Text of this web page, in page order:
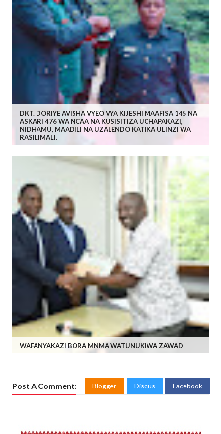
DKT. DORIYE AVISHA VYEO VYA KIJESHI MAAFISA 145 NA
ASKARI 476 WA NCAA NA KUSISITIZA UCHAPAKAZI,
NIDHAMU, MAADILI NA UZALENDO KATIKA ULINZI WA
RASILIMALI.
WAFANYAKAZI BORA MNMA WATUNUKIWA ZAWADI
Post A Comment: Blogger Disqus Facebook